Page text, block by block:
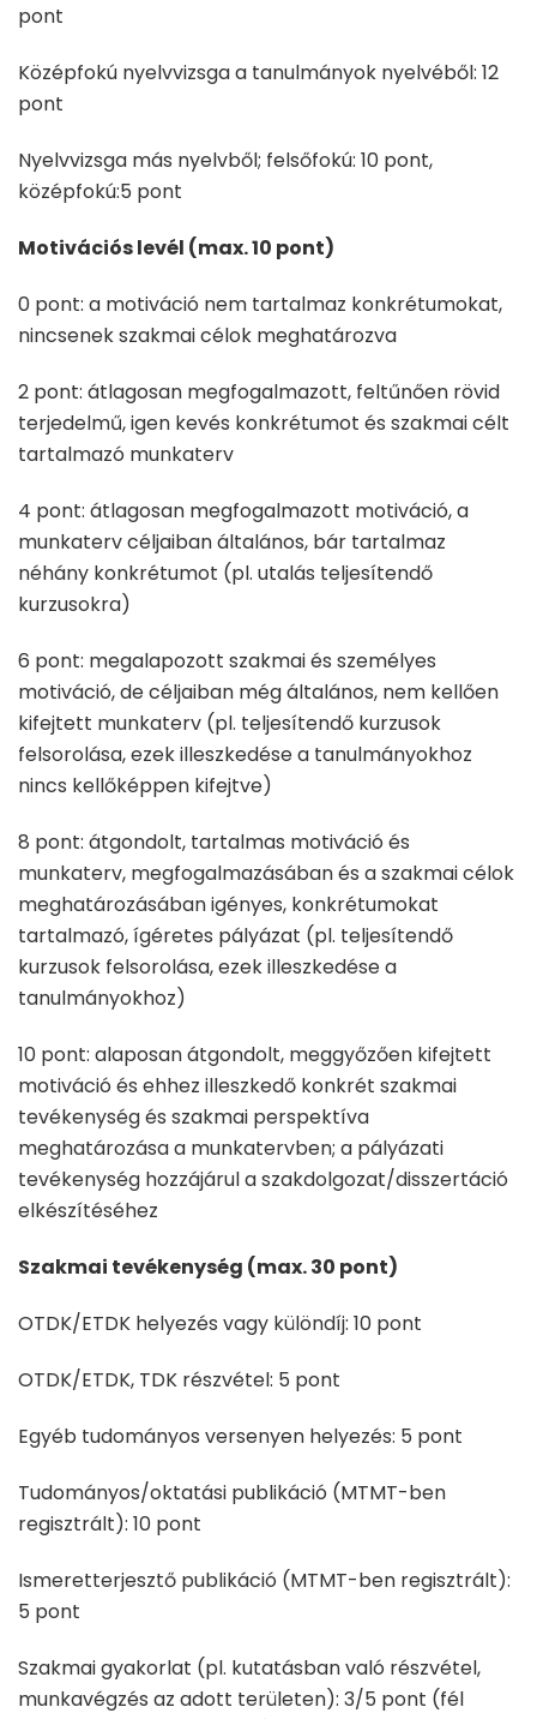
pont
Középfokú nyelvvizsga a tanulmányok nyelvéből: 12
pont
Nyelvvizsga más nyelvből; felsőfokú: 10 pont,
középfokú:5 pont
Motivációs levél (max. 10 pont)
0 pont: a motiváció nem tartalmaz konkrétumokat,
nincsenek szakmai célok meghatározva
2 pont: átlagosan megfogalmazott, feltűnően rövid
terjedelmű, igen kevés konkrétumot és szakmai célt
tartalmazó munkaterv
4 pont: átlagosan megfogalmazott motiváció, a
munkaterv céljaiban általános, bár tartalmaz
néhány konkrétumot (pl. utalás teljesítendő
kurzusokra)
6 pont: megalapozott szakmai és személyes
motiváció, de céljaiban még általános, nem kellően
kifejtett munkaterv (pl. teljesítendő kurzusok
felsorolása, ezek illeszkedése a tanulmányokhoz
nincs kellőképpen kifejtve)
8 pont: átgondolt, tartalmas motiváció és
munkaterv, megfogalmazásában és a szakmai célok
meghatározásában igényes, konkrétumokat
tartalmazó, ígéretes pályázat (pl. teljesítendő
kurzusok felsorolása, ezek illeszkedése a
tanulmányokhoz)
10 pont: alaposan átgondolt, meggyőzően kifejtett
motiváció és ehhez illeszkedő konkrét szakmai
tevékenység és szakmai perspektíva
meghatározása a munkatervben; a pályázati
tevékenység hozzájárul a szakdolgozat/disszertáció
elkészítéséhez
Szakmai tevékenység (max. 30 pont)
OTDK/ETDK helyezés vagy különdíj: 10 pont
OTDK/ETDK, TDK részvétel: 5 pont
Egyéb tudományos versenyen helyezés: 5 pont
Tudományos/oktatási publikáció (MTMT-ben
regisztrált): 10 pont
Ismeretterjesztő publikáció (MTMT-ben regisztrált):
5 pont
Szakmai gyakorlat (pl. kutatásban való részvétel,
munkavégzés az adott területen): 3/5 pont (fél